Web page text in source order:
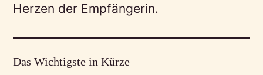
Herzen der Empfängerin.
Das Wichtigste in Kürze